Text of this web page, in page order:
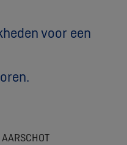
voor een